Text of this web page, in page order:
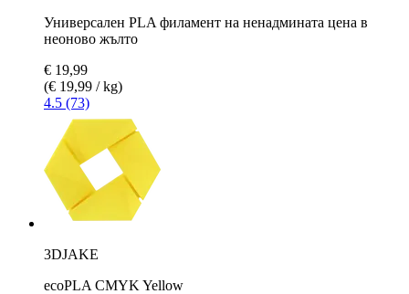
Универсален PLA филамент на ненадмината цена в
неоново жълто
€ 19,99
(€ 19,99 / kg)
4.5 (73)
3DJAKE
ecoPLA CMYK Yellow